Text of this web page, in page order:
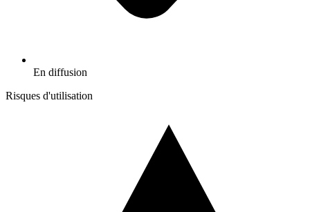
En diffusion
Risques d'utilisation